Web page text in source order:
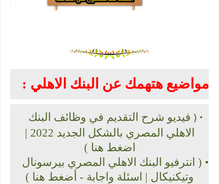
مواضيع هتهمك عن البنك الاهلي :
• ( فيديو شرح التقديم في وظائف البنك
الاهلي المصري بالشكل الجديد 2022 |
اضغط هنا )
• ( انترفيو البنك الاهلي المصري بيرسونال
وتيكنيكال | اسئلة واجابة - أضغط هنا )